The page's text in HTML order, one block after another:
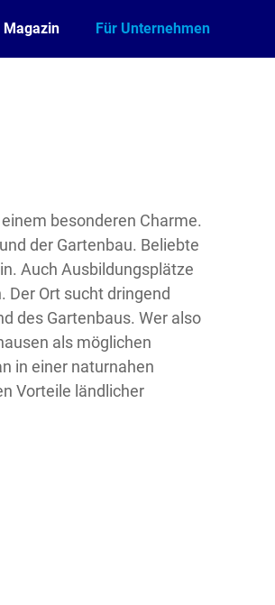
Magazin Für Unternehmen
besonderen Charme.
der Gartenbau. Beliebte
Auch Ausbildungsplätze
Der Ort sucht dringend
des Gartenbaus. Wer also
als möglichen
in einer naturnahen
Vorteile ländlicher